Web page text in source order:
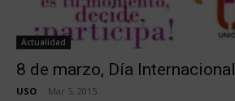
Actualidad
8 de marzo, Día
USO Mar 5, 2015